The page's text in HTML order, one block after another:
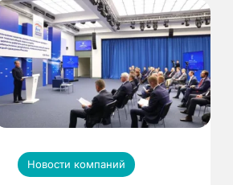
Новости компаний